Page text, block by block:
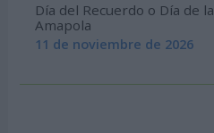
Día del Recuerdo o Día de la
Amapola
11 de noviembre de 2026